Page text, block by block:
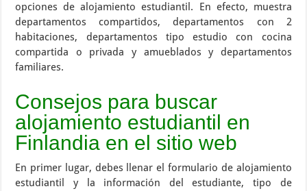
opciones de alojamiento estudiantil. En efecto, muestra
departamentos compartidos, departamentos con 2
habitaciones, departamentos tipo estudio con cocina
compartida o privada y amueblados y departamentos
familiares.
Consejos para buscar
alojamiento estudiantil en
Finlandia en el sitio web
En primer lugar, debes llenar el formulario de alojamiento
estudiantil y la información del estudiante, tipo de